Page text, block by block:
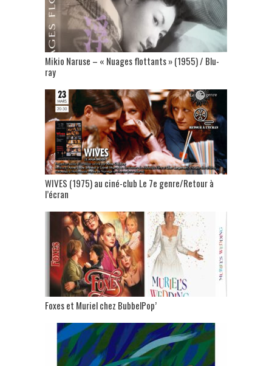
Mikio Naruse – « Nuages flottants » (1955) / Blu-
ray
WIVES (1975) au ciné-club Le 7e genre/Retour à
l’écran
Foxes et Muriel chez BubbelPop’